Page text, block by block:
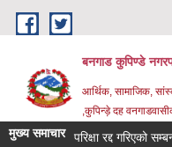
Skip to main content
बनगाड कुपिण्डे
आर्थिक, सामाजिक,
,कुपिन्ड़े दह
मुख्य समाचारपरिक्षा रद्द गरिएको सम्बन्धमा।